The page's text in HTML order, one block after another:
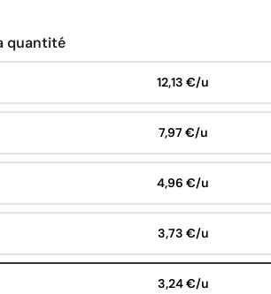
quantité
12,13 €/u
7,97 €/u
4,96 €/u
3,73 €/u
3,24 €/u